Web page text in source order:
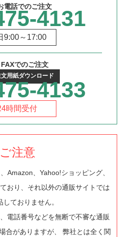
電話でのご注文4131
9:00～17:00
FAXでのご注文
用紙ダウンロード
4133
時間受付
ご注意
Amazon、Yahoo!ショッピング、
おり、それ以外の通販サイトでは
しておりません。
電話番号などを無断で不審な通販
合がありますが、 弊社とは全く関